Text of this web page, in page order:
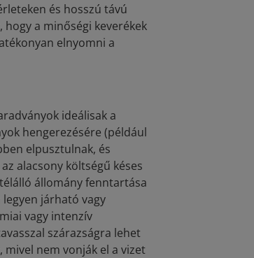
és hosszú távú
a minőségi keverékek
elnyomni a
ideálisak a
hengerezésére (például
elpusztulnak, és
alacsony költségű késes
állomány fenntartása
járható vagy
vagy intenzív
szárazságra lehet
nem vonják el a vizet